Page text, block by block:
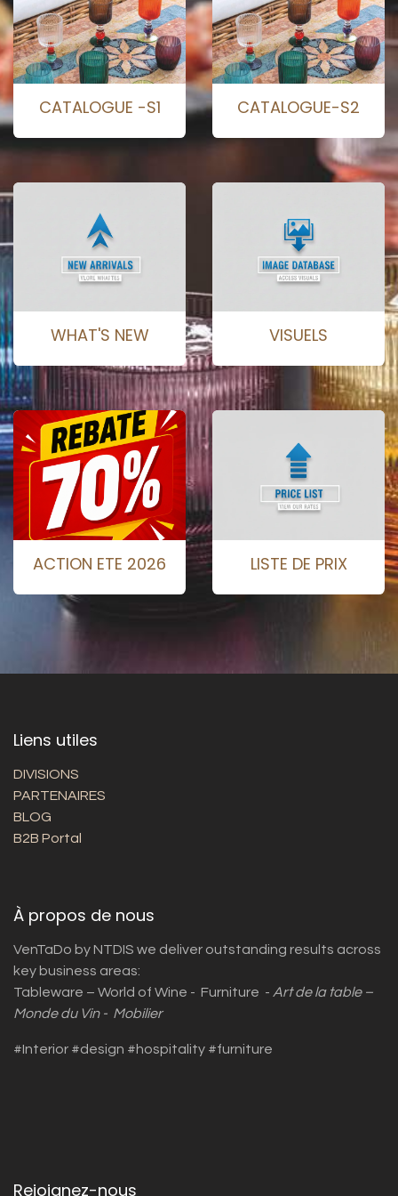
CATALOGUE -S1 CATALOGUE-S2
WHAT'S NEW VISUELS
ACTION ETE 2026 LISTE DE PRIX
Liens utiles
DIVISIONS
PARTENAIRES
BLOG
B2B Portal
À propos de nous
VenTaDo by NTDIS we deliver outstanding results across
key business areas:
Tableware – World of Wine - Furniture - Art de la table –
Monde du Vin - Mobilier
#Interior #design #hospitality #furniture
Rejoignez-nous